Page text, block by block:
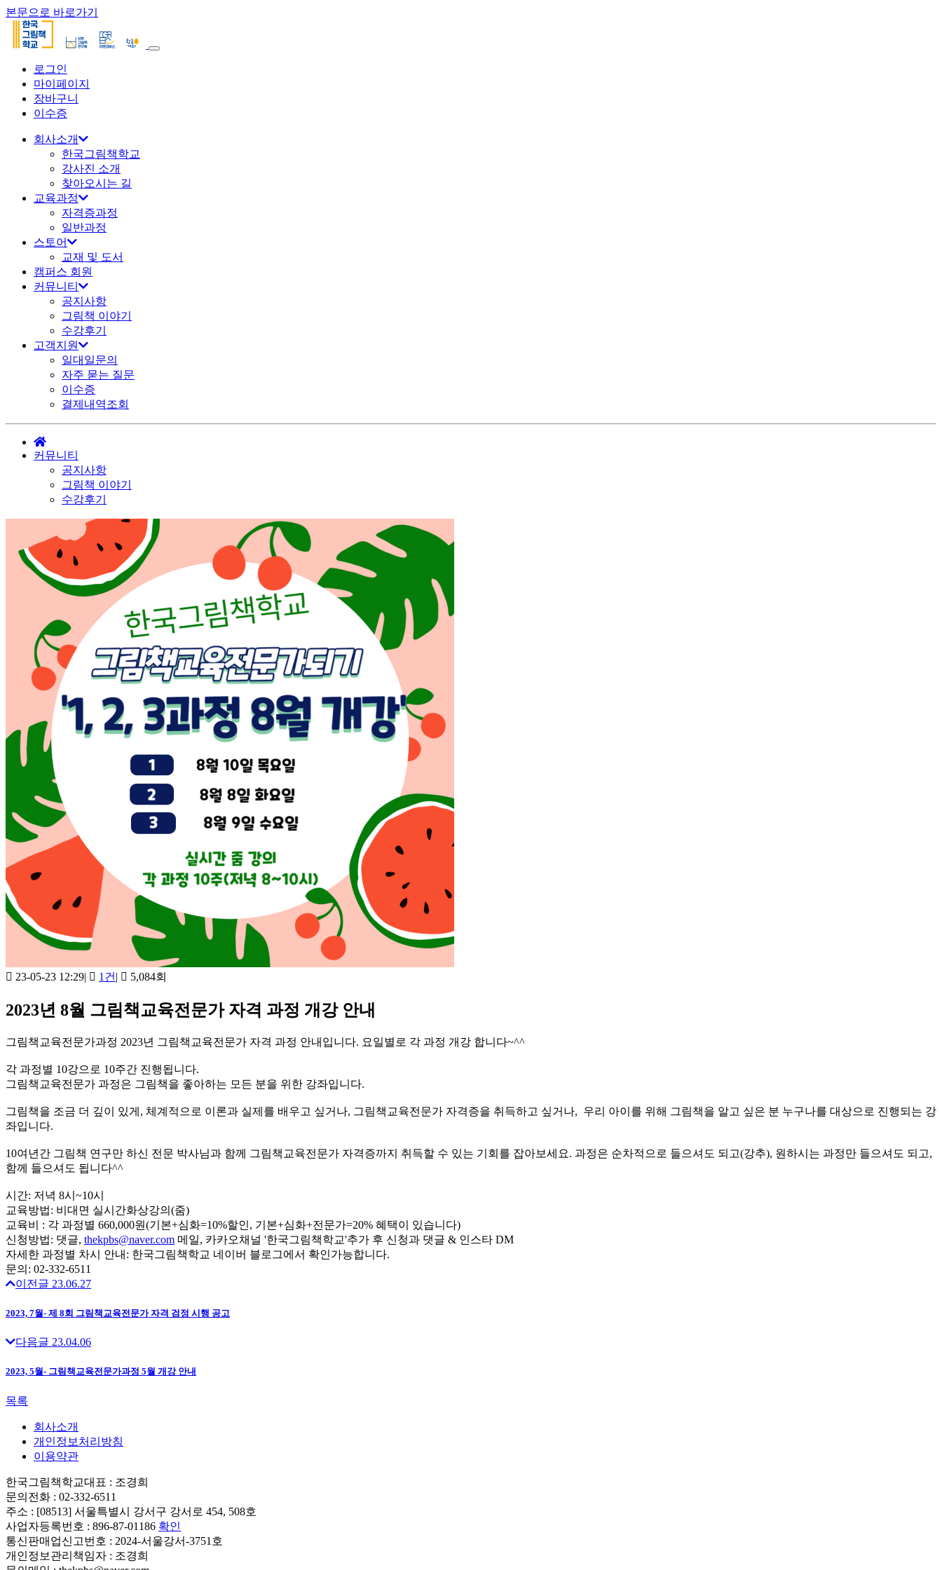
본문으로 바로가기
로그인
마이페이지
장바구니
이수증
회사소개
한국그림책학교
강사진 소개
찾아오시는 길
교육과정
자격증과정
일반과정
스토어
교재 및 도서
캠퍼스 회원
커뮤니티
공지사항
그림책 이야기
수강후기
고객지원
일대일문의
자주 묻는 질문
이수증
결제내역조회
커뮤니티
공지사항
그림책 이야기
수강후기
23-05-23 12:29| 1건 | 5,084회
2023년 8월 그림책교육전문가 자격 과정 개강 안내
그림책교육전문가과정 2023년 그림책교육전문가 자격 과정 안내입니다. 요일별로 각 과정 개강 합니다~^^
각 과정별 10강으로 10주간 진행됩니다.
그림책교육전문가 과정은 그림책을 좋아하는 모든 분을 위한 강좌입니다.
그림책을 조금 더 깊이 있게, 체계적으로 이론과 실제를 배우고 싶거나, 그림책교육전문가 자격증을 취득하고 싶거나, 우리 아이를 위해 그림책을 알고 싶은 분 누구나를 대상으로 진행되는 강
좌입니다.
10여년간 그림책 연구만 하신 전문 박사님과 함께 그림책교육전문가 자격증까지 취득할 수 있는 기회를 잡아보세요. 과정은 순차적으로 들으셔도 되고(강추), 원하시는 과정만 들으셔도 되고,
함께 들으셔도 됩니다^^
시간: 저녁 8시~10시
교육방법: 비대면 실시간화상강의(줌)
교육비 : 각 과정별 660,000원(기본+심화=10%할인, 기본+심화+전문가=20% 혜택이 있습니다)
신청방법: 댓글, thekpbs@naver.com 메일, 카카오채널 '한국그림책학교'추가 후 신청과 댓글 & 인스타 DM
자세한 과정별 차시 안내: 한국그림책학교 네이버 블로그에서 확인가능합니다.
문의: 02-332-6511
이전글 23.06.27
2023, 7월- 제 8회 그림책교육전문가 자격 검정 시행 공고
다음글 23.04.06
2023, 5월- 그림책교육전문가과정 5월 개강 안내
목록
회사소개
개인정보처리방침
이용약관
한국그림책학교대표 : 조경희
문의전화 : 02-332-6511
주소 : [08513] 서울특별시 강서구 강서로 454, 508호
사업자등록번호 : 896-87-01186 확인
통신판매업신고번호 : 2024-서울강서-3751호
개인정보관리책임자 : 조경희